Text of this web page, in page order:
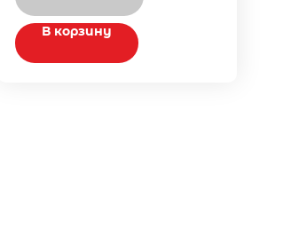
В корзину